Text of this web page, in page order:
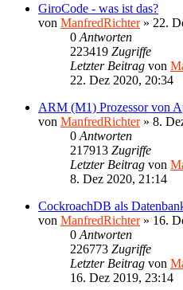
GiroCode - was ist das?
von ManfredRichter» 22.
0 Antworten
223419 Zugriffe
Letzter Beitrag von
22. Dez 2020, 20:34
ARM (M1) Prozessor von
von ManfredRichter» 8.
0 Antworten
217913 Zugriffe
Letzter Beitrag von
8. Dez 2020, 21:14
CockroachDB als
von ManfredRichter» 16.
0 Antworten
226773 Zugriffe
Letzter Beitrag von
16. Dez 2019, 23:14